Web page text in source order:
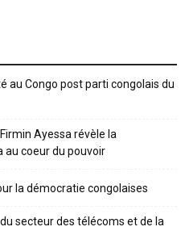
au Congo post parti congolais du
Ayessa révèle la
au coeur du pouvoir
la démocratie congolaises
secteur des télécoms et de la